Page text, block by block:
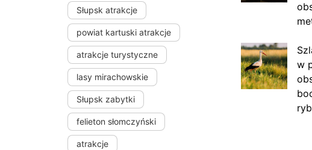
Słupsk atrakcje
powiat kartuski atrakcje
atrakcje turystyczne
lasy mirachowskie
Słupsk zabytki
felieton słomczyński
atrakcje
w